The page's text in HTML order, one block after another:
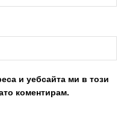
и уебсайта ми в този
коментирам.